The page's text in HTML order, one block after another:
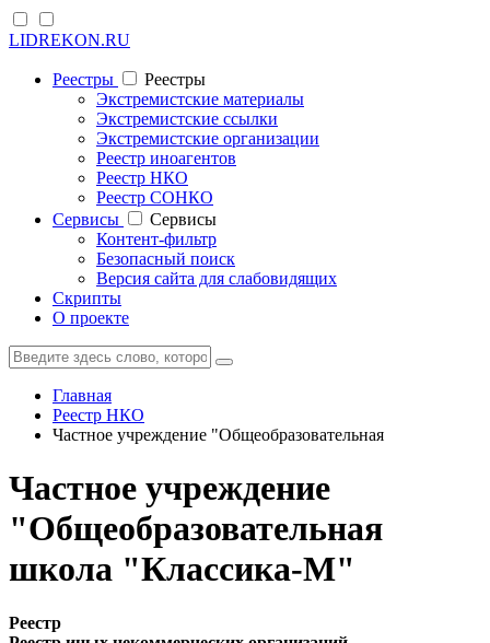
LIDREKON.RU
Реестры
Реестры
Экстремистские материалы
Экстремистские ссылки
Экстремистские организации
Реестр иноагентов
Реестр НКО
Реестр СОНКО
Cервисы
Cервисы
Контент-фильтр
Безопасный поиск
Версия сайта для слабовидящих
Скрипты
О проекте
Главная
Реестр НКО
Частное учреждение "Общеобразовательная
Частное учреждение
"Общеобразовательная
школа "Классика-М"
Реестр